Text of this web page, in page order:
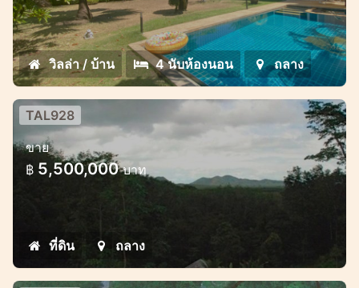
วิลล่าหรู 4 ห้องนอนพร้อมสระว่ายน้ำในพื้นที่
ถลาง
วิลล่า / บ้าน 4 นับห้องนอน ถลาง
Sea and hills views 2 rai land plot
near Ban Pae waterfall
Excellent investment, 2 rai (3200 sqm)
land plot with stunning junggle and sea
views
TAL928
ขาย
฿ 5,500,000บาท
ที่ดิน ถลาง